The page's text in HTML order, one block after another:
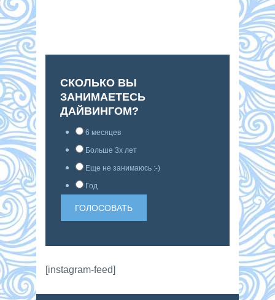
СКОЛЬКО ВЫ
ЗАНИМАЕТЕСЬ
ДАЙВИНГОМ?
6 месяцев
Больше 3х лет
Еще не занимаюсь :-)
Год
[instagram-feed]